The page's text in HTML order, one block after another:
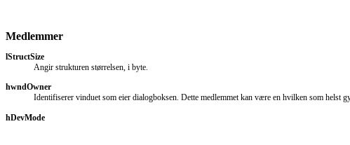
Medlemmer
lStructSize
Angir strukturen størrelsen, i byte.
hwndOwner
Identifiserer vinduet som eier dialogboksen. Dette medlemmet kan være en hvilken som
hDevMode